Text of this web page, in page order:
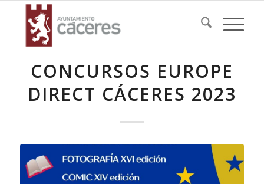
CONCURSOS EUROPE
DIRECT CÁCERES 2023